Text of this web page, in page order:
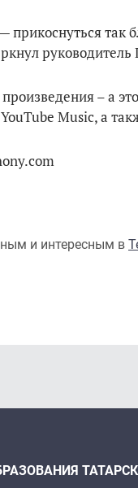
прикоснуться так
произведения – а
Music, а
и интересным в